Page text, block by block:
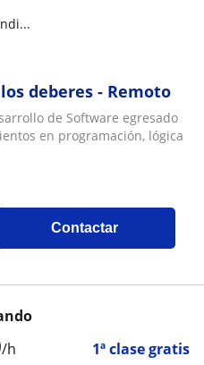
deberes - Remoto
de Software egresado
en programación, lógica
Contactar
/h 1ª clase gratis